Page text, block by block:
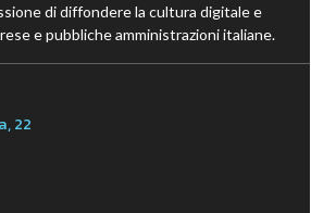
di diffondere la cultura digitale e
e pubbliche amministrazioni italiane.
22